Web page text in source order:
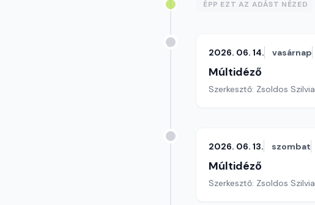
ÉPP EZT AZ ADÁST NÉZED
2026. 06. 14. vasárnap
Múltidéző
Szerkesztő: Zsoldos Szilvia
2026. 06. 13. szombat
Múltidéző
Szerkesztő: Zsoldos Szilvia